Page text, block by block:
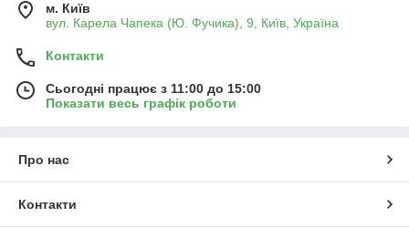
м. Київ
вул. Карела Чапека (Ю. Фучика), 9, Київ, Україна
Контакти
Сьогодні працює з 11:00 до 15:00
Показати весь графік роботи
Про нас
Контакти